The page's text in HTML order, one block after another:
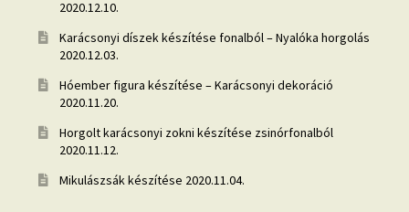
2020.12.10.
Karácsonyi díszek készítése fonalból – Nyalóka horgolás
2020.12.03.
Hóember figura készítése – Karácsonyi dekoráció
2020.11.20.
Horgolt karácsonyi zokni készítése zsinórfonalból
2020.11.12.
Mikulászsák készítése 2020.11.04.